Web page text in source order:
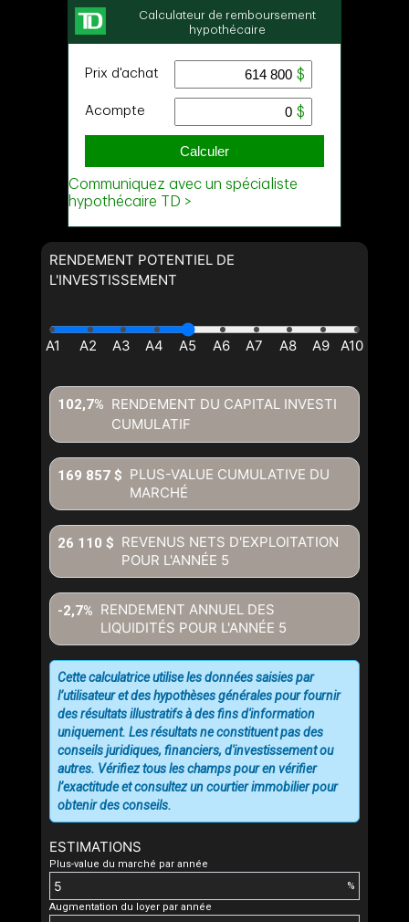
RENDEMENT POTENTIEL DE
L'INVESTISSEMENT
RENDEMENT DU CAPITAL INVESTI
CUMULATIF
102,7%
PLUS-VALUE CUMULATIVE DU
MARCHÉ
169 857 $
REVENUS NETS D'EXPLOITATION
POUR L'ANNÉE 5
26 110 $
RENDEMENT ANNUEL DES
LIQUIDITÉS POUR L'ANNÉE 5
-2,7%
ESTIMATIONS
Plus-value du marché par année
%
Augmentation du loyer par année
Cette calculatrice utilise les données saisies par
l’utilisateur et des hypothèses générales pour fournir
des résultats illustratifs à des fins d'information
uniquement. Les résultats ne constituent pas des
conseils juridiques, financiers, d'investissement ou
autres. Vérifiez tous les champs pour en vérifier
l’exactitude et consultez un courtier immobilier pour
obtenir des conseils.